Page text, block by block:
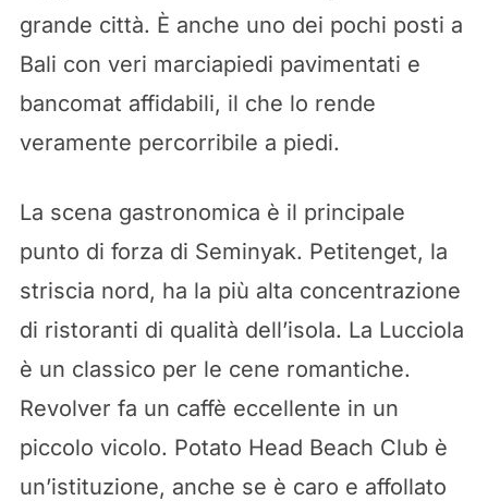
grande città. È anche uno dei pochi posti a
Bali con veri marciapiedi pavimentati e
bancomat affidabili, il che lo rende
veramente percorribile a piedi.
La scena gastronomica è il principale
punto di forza di Seminyak. Petitenget, la
striscia nord, ha la più alta concentrazione
di ristoranti di qualità dell’isola. La Lucciola
è un classico per le cene romantiche.
Revolver fa un caffè eccellente in un
piccolo vicolo. Potato Head Beach Club è
un’istituzione, anche se è caro e affollato